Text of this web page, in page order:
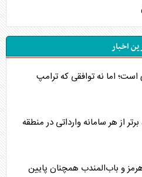
اخبار
اما نه توافقی که ترامپ
از هر سامانه وارداتی در منطقه
و باب‌المندب همچنان پایین